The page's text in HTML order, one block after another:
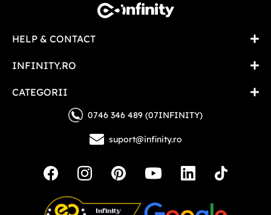
HELP & CONTACT
INFINITY.RO
CATEGORII
0746 346 489 (07INFINITY)
suport@infinity.ro